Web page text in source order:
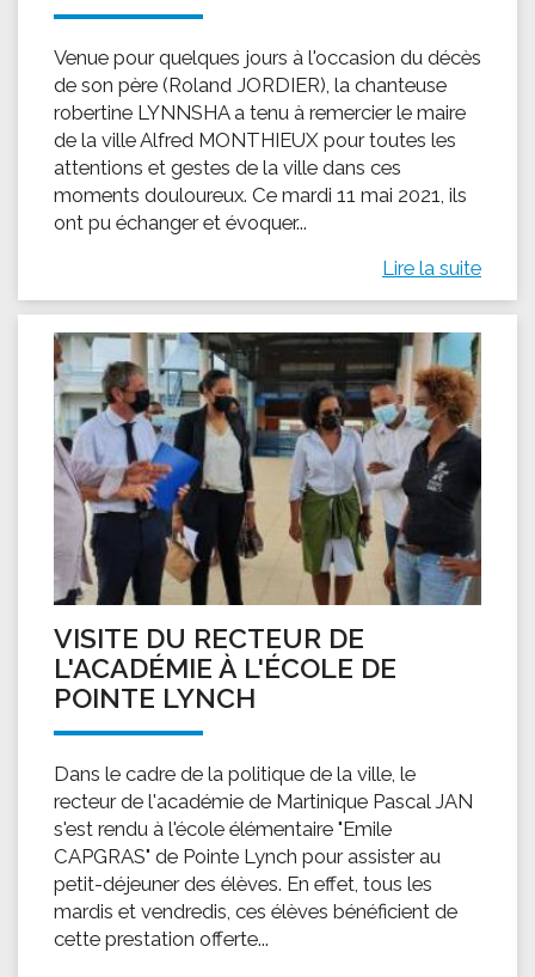
Venue pour quelques jours à l'occasion du décès
de son père (Roland JORDIER), la chanteuse
robertine LYNNSHA a tenu à remercier le maire
de la ville Alfred MONTHIEUX pour toutes les
attentions et gestes de la ville dans ces
moments douloureux. Ce mardi 11 mai 2021, ils
ont pu échanger et évoquer...
Lire la suite
VISITE DU RECTEUR DE
L'ACADÉMIE À L'ÉCOLE DE
POINTE LYNCH
Dans le cadre de la politique de la ville, le
recteur de l'académie de Martinique Pascal JAN
s'est rendu à l'école élémentaire "Emile
CAPGRAS" de Pointe Lynch pour assister au
petit-déjeuner des élèves. En effet, tous les
mardis et vendredis, ces élèves bénéficient de
cette prestation offerte...